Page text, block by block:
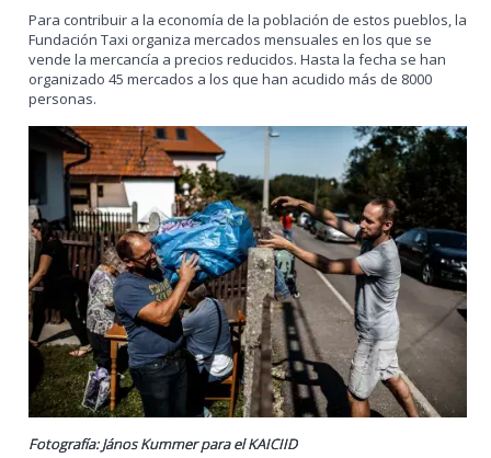
Para contribuir a la economía de la población de estos pueblos, la
Fundación Taxi organiza mercados mensuales en los que se
vende la mercancía a precios reducidos. Hasta la fecha se han
organizado 45 mercados a los que han acudido más de 8000
personas.
Fotografía: János Kummer para el KAICIID